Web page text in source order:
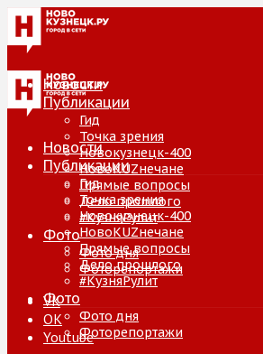
Новости
Публикации
Гид
Точка зрения
Новокузнецк-400
НовоKUZнечане
Прямые вопросы
Дело прошлого
#КузняРулит
Фото
Фото дня
Фоторепортажи
VK
ОК
Youtube
Новости
Публикации
Гид
Точка зрения
Новокузнецк-400
НовоKUZнечане
Прямые вопросы
Дело прошлого
#КузняРулит
Фото
Фото дня
Фоторепортажи